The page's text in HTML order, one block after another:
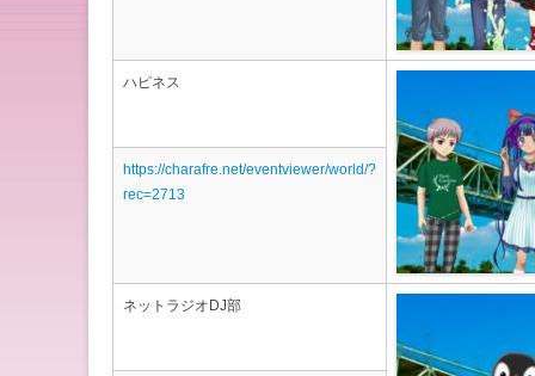
ハピネス
https://charafre.net/eventviewer/world/?
rec=2713
ネットラジオDJ部